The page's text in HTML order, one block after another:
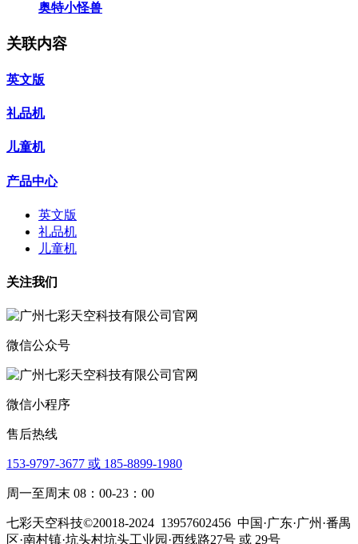
奥特小怪兽
关联内容
英文版
礼品机
儿童机
产品中心
英文版
礼品机
儿童机
关注我们
微信公众号
微信小程序
售后热线
153-9797-3677 或 185-8899-1980
周一至周末 08：00-23：00
七彩天空科技©20018-2024 13957602456 中国·广东·广州·番禺
区·南村镇·坑头村坑头工业园·西线路27号 或 29号